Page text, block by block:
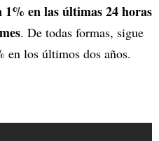
1% en las últimas 24 horas
. De todas formas, sigue
en los últimos dos años.